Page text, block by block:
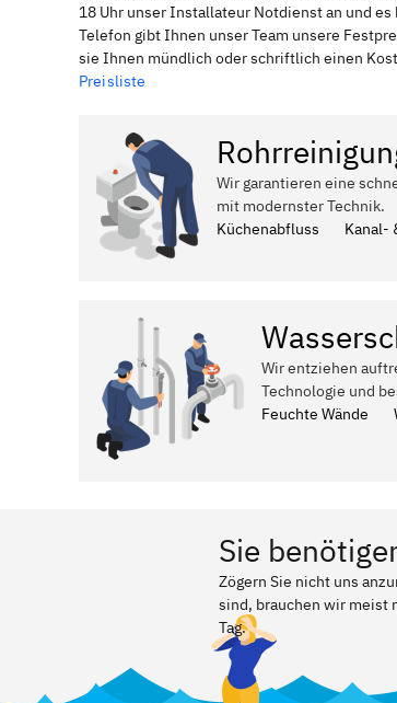
18 Uhr unser Installateur Notdienst an und
Telefon gibt Ihnen unser Team unsere
sie Ihnen mündlich oder schriftlich einen
Preisliste
Wir garantieren eine
mit modernster Technik.
Küchenabfluss
Kanal-
Wir entziehen
Technologie und
Feuchte Wände
Sie
Zögern Sie nicht uns
sind, brauchen wir meist
Tag.